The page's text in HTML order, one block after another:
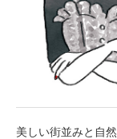
美しい街並みと自